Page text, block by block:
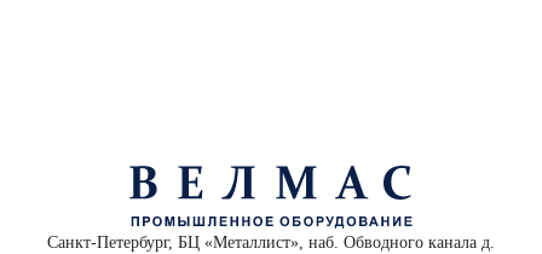
Санкт-Петербург, БЦ «Металлист», наб. Обводного канала д.